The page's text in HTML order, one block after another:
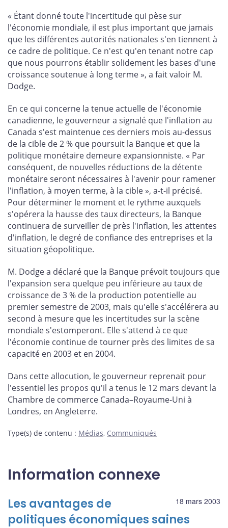
« Étant donné toute l'incertitude qui pèse sur
l'économie mondiale, il est plus important que jamais
que les différentes autorités nationales s'en tiennent à
ce cadre de politique. Ce n'est qu'en tenant notre cap
que nous pourrons établir solidement les bases d'une
croissance soutenue à long terme », a fait valoir M.
Dodge.
En ce qui concerne la tenue actuelle de l'économie
canadienne, le gouverneur a signalé que l'inflation au
Canada s'est maintenue ces derniers mois au-dessus
de la cible de 2 % que poursuit la Banque et que la
politique monétaire demeure expansionniste. « Par
conséquent, de nouvelles réductions de la détente
monétaire seront nécessaires à l'avenir pour ramener
l'inflation, à moyen terme, à la cible », a-t-il précisé.
Pour déterminer le moment et le rythme auxquels
s'opérera la hausse des taux directeurs, la Banque
continuera de surveiller de près l'inflation, les attentes
d'inflation, le degré de confiance des entreprises et la
situation géopolitique.
M. Dodge a déclaré que la Banque prévoit toujours que
l'expansion sera quelque peu inférieure au taux de
croissance de 3 % de la production potentielle au
premier semestre de 2003, mais qu'elle s'accélérera au
second à mesure que les incertitudes sur la scène
mondiale s'estomperont. Elle s'attend à ce que
l'économie continue de tourner près des limites de sa
capacité en 2003 et en 2004.
Dans cette allocution, le gouverneur reprenait pour
l'essentiel les propos qu'il a tenus le 12 mars devant la
Chambre de commerce Canada–Royaume-Uni à
Londres, en Angleterre.
Type(s) de contenu : Médias, Communiqués
Information connexe
18 mars 2003
Les avantages de
politiques économiques saines